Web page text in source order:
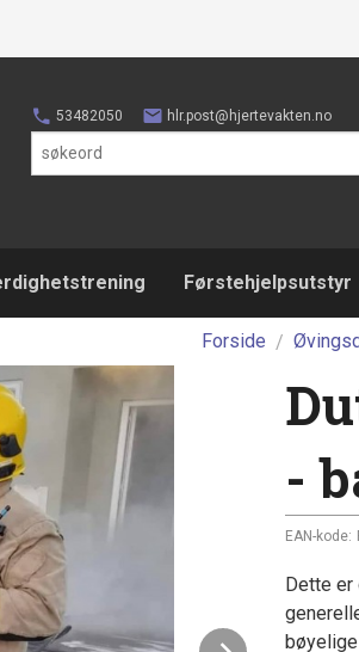
53482050 hlr.post@hjertevakten.no
Førstehjelpsutstyr
Forside
-
EAN-kode:
Dette